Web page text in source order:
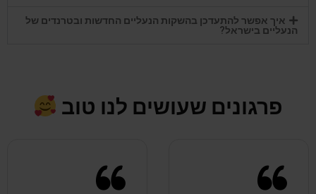
איך אפשר להתעדכן בהשקות הנעליים החדשות ובטרנדים של
הנעליים בישראל?
פרגונים שעושים לנו טוב